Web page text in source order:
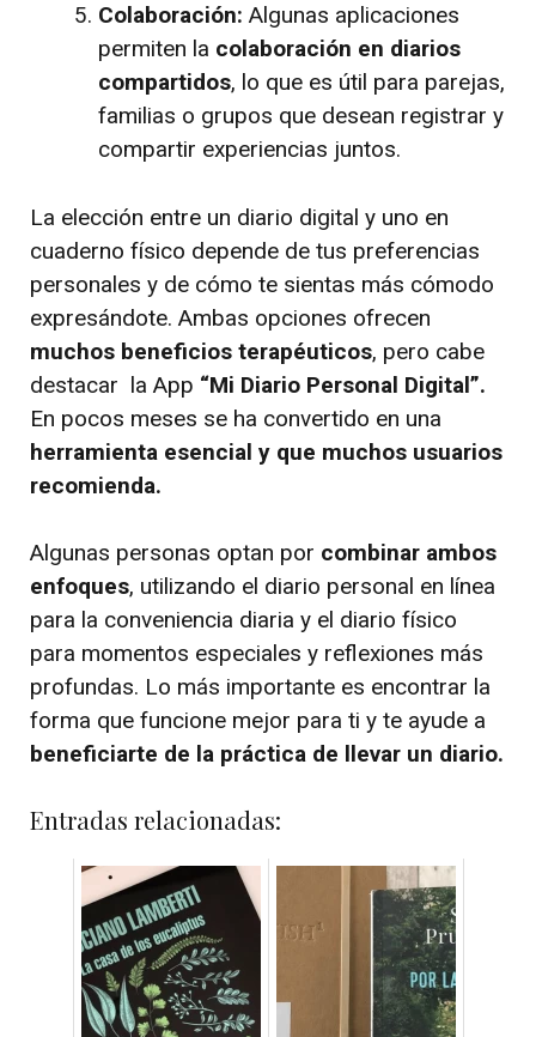
Colaboración: Algunas aplicaciones
permiten la colaboración en diarios
compartidos, lo que es útil para parejas,
familias o grupos que desean registrar y
compartir experiencias juntos.
La elección entre un diario digital y uno en
cuaderno físico depende de tus preferencias
personales y de cómo te sientas más cómodo
expresándote. Ambas opciones ofrecen
muchos beneficios terapéuticos, pero cabe
destacar la App “Mi Diario Personal Digital”.
En pocos meses se ha convertido en una
herramienta esencial y que muchos usuarios
recomienda.
Algunas personas optan por combinar ambos
enfoques, utilizando el diario personal en línea
para la conveniencia diaria y el diario físico
para momentos especiales y reflexiones más
profundas. Lo más importante es encontrar la
forma que funcione mejor para ti y te ayude a
beneficiarte de la práctica de llevar un diario.
Entradas relacionadas: